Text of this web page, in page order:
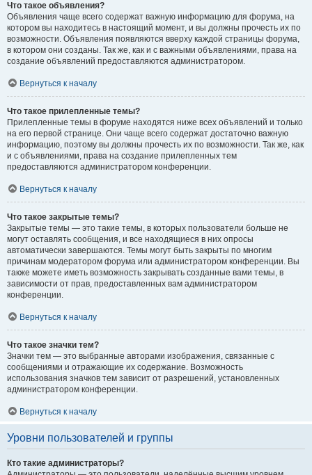
Что такое объявления?
Объявления чаще всего содержат важную информацию для форума, на
котором вы находитесь в настоящий момент, и вы должны прочесть их по
возможности. Объявления появляются вверху каждой страницы форума,
в котором они созданы. Так же, как и с важными объявлениями, права на
создание объявлений предоставляются администратором.
Вернуться к началу
Что такое прилепленные темы?
Прилепленные темы в форуме находятся ниже всех объявлений и только
на его первой странице. Они чаще всего содержат достаточно важную
информацию, поэтому вы должны прочесть их по возможности. Так же, как
и с объявлениями, права на создание прилепленных тем
предоставляются администратором конференции.
Вернуться к началу
Что такое закрытые темы?
Закрытые темы — это такие темы, в которых пользователи больше не
могут оставлять сообщения, и все находящиеся в них опросы
автоматически завершаются. Темы могут быть закрыты по многим
причинам модератором форума или администратором конференции. Вы
также можете иметь возможность закрывать созданные вами темы, в
зависимости от прав, предоставленных вам администратором
конференции.
Вернуться к началу
Что такое значки тем?
Значки тем — это выбранные авторами изображения, связанные с
сообщениями и отражающие их содержание. Возможность
использования значков тем зависит от разрешений, установленных
администратором конференции.
Вернуться к началу
Уровни пользователей и группы
Кто такие администраторы?